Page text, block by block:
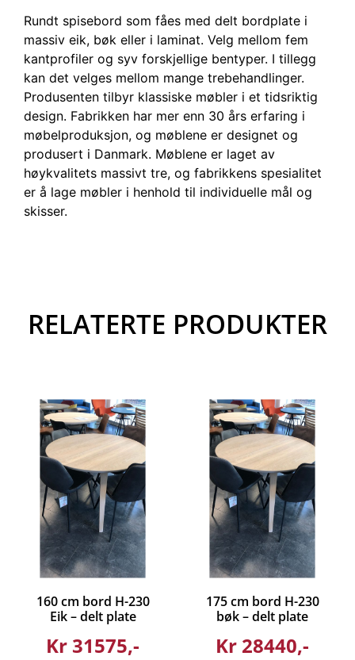
Rundt spisebord som fåes med delt bordplate i
massiv eik, bøk eller i laminat. Velg mellom fem
kantprofiler og syv forskjellige bentyper. I tillegg
kan det velges mellom mange trebehandlinger.
Produsenten tilbyr klassiske møbler i et tidsriktig
design. Fabrikken har mer enn 30 års erfaring i
møbelproduksjon, og møblene er designet og
produsert i Danmark. Møblene er laget av
høykvalitets massivt tre, og fabrikkens spesialitet
er å lage møbler i henhold til individuelle mål og
skisser.
RELATERTE PRODUKTER
160 cm bord H-230
Eik – delt plate
Kr 31575
175 cm bord H-230
bøk – delt plate
Kr 28440